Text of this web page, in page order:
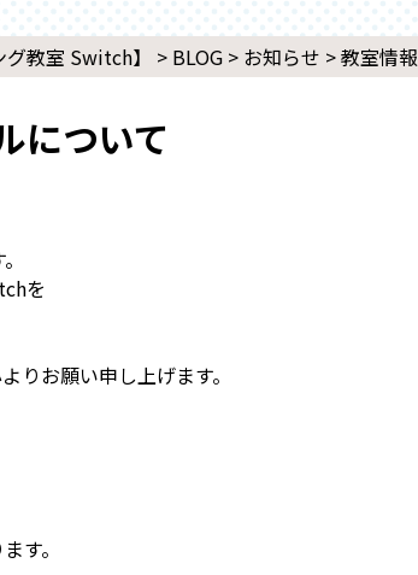
教室 Switch】 > BLOG > お知らせ >教室情報
について
を
りお願い申し上げます。
す。